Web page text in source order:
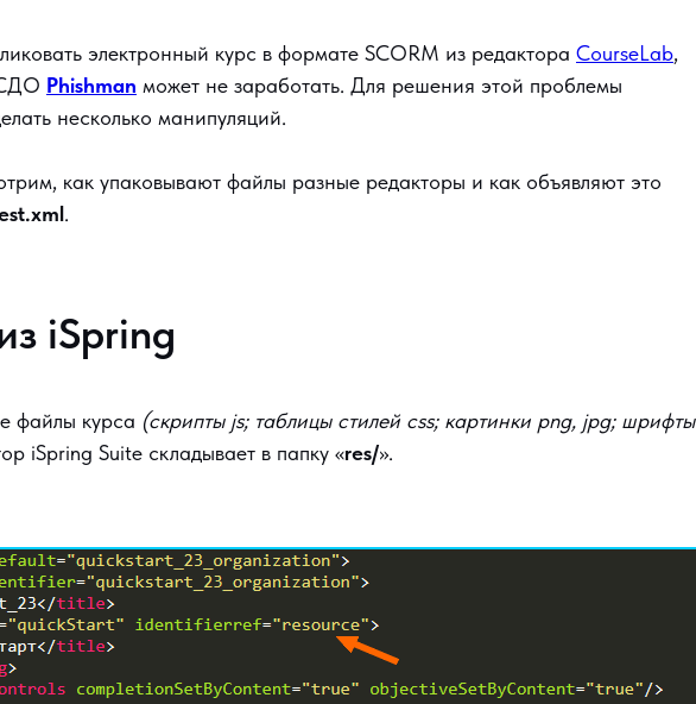
электронный курс в формате SCORM из редактора CourseLab,
СДО Phishman может не заработать. Для решения этой проблемы
несколько манипуляций.
как упаковывают файлы разные редакторы и как объявляют это
.
iSpring
файлы курса (скрипты js; таблицы стилей css; картинки png, jpg; шрифты
iSpring Suite складывает в папку «res/».